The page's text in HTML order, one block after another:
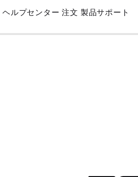
Skip
Main
ヘルプセンター 注文 製品サポート